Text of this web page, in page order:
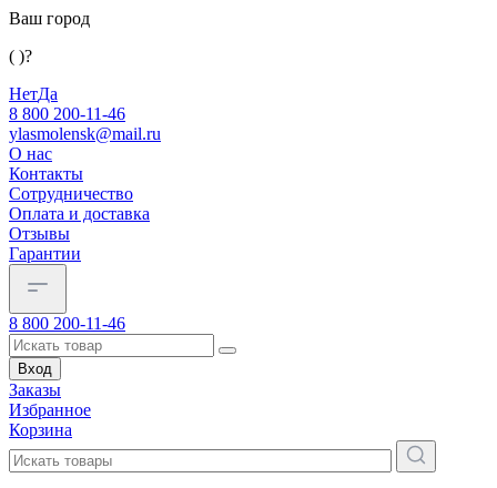
Ваш город
( )?
НетДа
8 800 200-11-46
ylasmolensk@mail.ru
О нас
Контакты
Сотрудничество
Оплата и доставка
Отзывы
Гарантии
8 800 200-11-46
Вход
Заказы
Избранное
Корзина